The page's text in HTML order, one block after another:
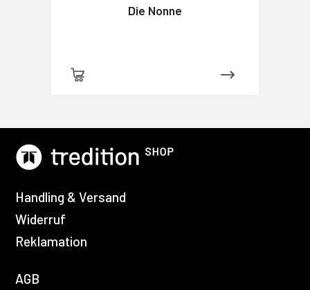
Die Nonne
Handling & Versand
Widerruf
Reklamation
AGB